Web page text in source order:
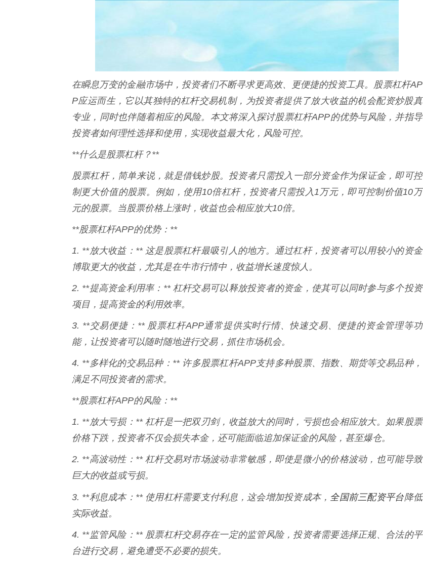
在瞬息万变的金融市场中，投资者们不断寻求更高效、更便捷的投资工具。股票杠杆AP
P应运而生，它以其独特的杠杆交易机制，为投资者提供了放大收益的机会配资炒股真
专业，同时也伴随着相应的风险。本文将深入探讨股票杠杆APP的优势与风险，并指导
投资者如何理性选择和使用，实现收益最大化，风险可控。
**什么是股票杠杆？**
股票杠杆，简单来说，就是借钱炒股。投资者只需投入一部分资金作为保证金，即可控
制更大价值的股票。例如，使用10倍杠杆，投资者只需投入1万元，即可控制价值10万
元的股票。当股票价格上涨时，收益也会相应放大10倍。
**股票杠杆APP的优势：**
1. **放大收益：** 这是股票杠杆最吸引人的地方。通过杠杆，投资者可以用较小的资金
博取更大的收益，尤其是在牛市行情中，收益增长速度惊人。
2. **提高资金利用率：** 杠杆交易可以释放投资者的资金，使其可以同时参与多个投资
项目，提高资金的利用效率。
3. **交易便捷：** 股票杠杆APP通常提供实时行情、快速交易、便捷的资金管理等功
能，让投资者可以随时随地进行交易，抓住市场机会。
4. **多样化的交易品种：** 许多股票杠杆APP支持多种股票、指数、期货等交易品种，
满足不同投资者的需求。
**股票杠杆APP的风险：**
1. **放大亏损：** 杠杆是一把双刃剑，收益放大的同时，亏损也会相应放大。如果股票
价格下跌，投资者不仅会损失本金，还可能面临追加保证金的风险，甚至爆仓。
2. **高波动性：** 杠杆交易对市场波动非常敏感，即使是微小的价格波动，也可能导致
巨大的收益或亏损。
3. **利息成本：** 使用杠杆需要支付利息，这会增加投资成本， 全国前三配资平台降低
实际收益。
4. **监管风险：** 股票杠杆交易存在一定的监管风险，投资者需要选择正规、合法的平
台进行交易，避免遭受不必要的损失。